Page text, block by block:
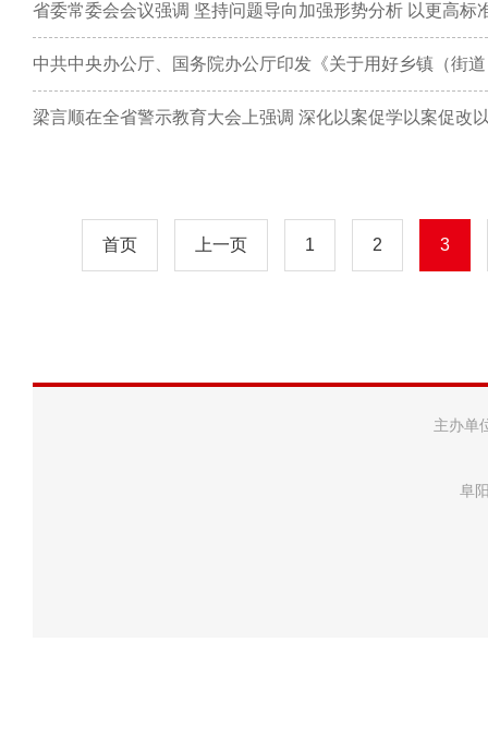
省委常委会会议强调 坚持问题导向加强形势分析 以更高标
中共中央办公厅、国务院办公厅印发《关于用好乡镇（街
首页 上一页 1 2 3
主办单
阜